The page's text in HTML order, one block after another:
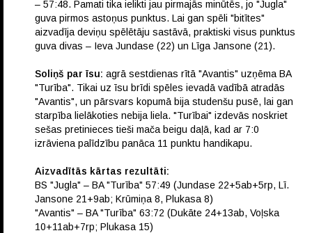
– 57:48. Pamati tika ielikti jau pirmajās minūtēs, jo "Jugla"
guva pirmos astoņus punktus. Lai gan spēli "bitītes"
aizvadīja deviņu spēlētāju sastāvā, praktiski visus punktus
guva divas – Ieva Jundase (22) un Līga Jansone (21).
Soliņš par īsu: agrā sestdienas rītā "Avantis" uzņēma BA
"Turība". Tikai uz īsu brīdi spēles ievadā vadībā atradās
"Avantis", un pārsvars kopumā bija studenšu pusē, lai gan
starpība lielākoties nebija liela. "Turībai" izdevās noskriet
sešas pretinieces tieši mača beigu daļā, kad ar 7:0
izrāviena palīdzību panāca 11 punktu handikapu.
Aizvadītās kārtas rezultāti:
BS "Jugla" – BA "Turība" 57:49 (Jundase 22+5ab+5rp, Lī.
Jansone 21+9ab; Krūmiņa 8, Plukasa 8)
"Avantis" – BA "Turība" 63:72 (Dukāte 24+13ab, Voļska
10+11ab+7rp; Plukasa 15)